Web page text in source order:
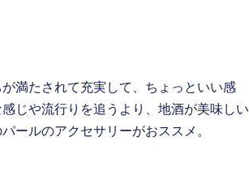
満たされて充実して、ちょっといい感
じや流行りを追うより、地酒が美味しい
ールのアクセサリーがおススメ。